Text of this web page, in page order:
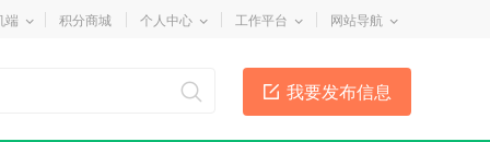
端 积分商城 个人中心 工作平台 网站导航
我要发布信息